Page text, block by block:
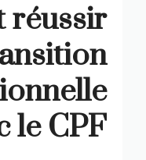
réussir
le CPF